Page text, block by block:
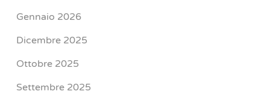
Gennaio 2026
Dicembre 2025
Ottobre 2025
Settembre 2025